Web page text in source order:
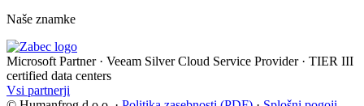
Naše znamke
Microsoft Partner · Veeam Silver Cloud Service Provider · TIER III
certified data centers
Vsi partnerji